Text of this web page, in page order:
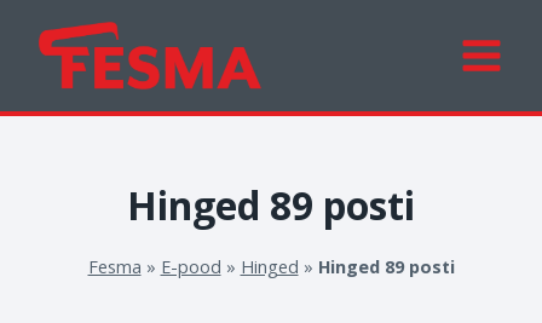
Hinged 89 posti
Fesma » E-pood » Hinged » Hinged 89 posti